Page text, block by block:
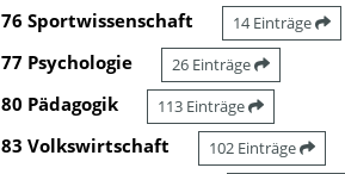
76 Sportwissenschaft 14 Einträge
77 Psychologie 26 Einträge
80 Pädagogik 113 Einträge
83 Volkswirtschaft 102 Einträge